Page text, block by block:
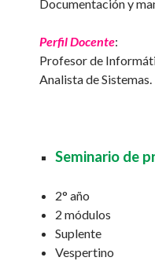
Documentación y
Perfil Docente:
Profesor de
Analista de
Seminario de
2° año
2 módulos
Suplente
Vespertino